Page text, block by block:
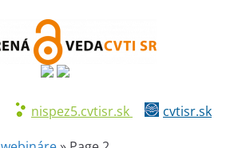
nispez5.cvtisr.sk
cvtisr.sk